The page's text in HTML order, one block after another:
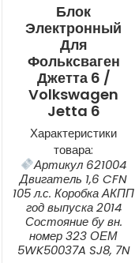
Блок
Электронный
Для
Фольксваген
Джетта 6 /
Volkswagen
Jetta 6
Характеристики
товара:
Артикул 621004
Двигатель 1,6 CFN
105 л.с. Коробка АКПП
год выпуска 2014
Состояние бу вн.
номер 323 ОЕМ
5WK50037A SJ8, 7N